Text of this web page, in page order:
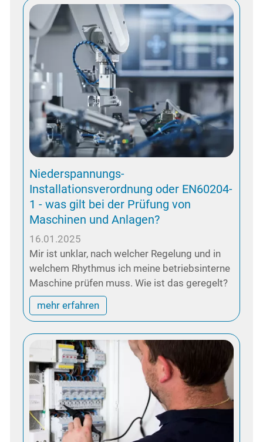
Niederspannungs-
Installationsverordnung oder EN60204-
1 - was gilt bei der Prüfung von
Maschinen und Anlagen?
16.01.2025
Mir ist unklar, nach welcher Regelung und in
welchem Rhythmus ich meine betriebsinterne
Maschine prüfen muss. Wie ist das geregelt?
mehr erfahren